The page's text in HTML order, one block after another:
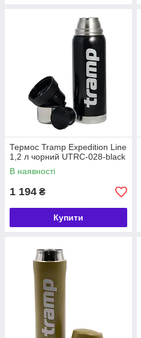
Термос Tramp Expedition Line
1,2 л чорний UTRC-028-black
В наявності
1 194 ₴
Купити